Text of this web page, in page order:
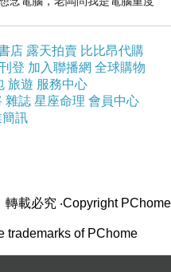
這是一片白沙的沙灘 白色的
感覺 好愜意
是很陽光的感覺 當然當下也
葉子區 再過去是花朵區 最遠
房就是因為周杰倫曾經住過
店 露天拍賣 比比昂代購
登 加入聯播網 全球購物
旅遊 服務中心
雜誌 星座命理 會員中心
訊
轉載必究 ‧Copyright PChome
trademarks of PChome